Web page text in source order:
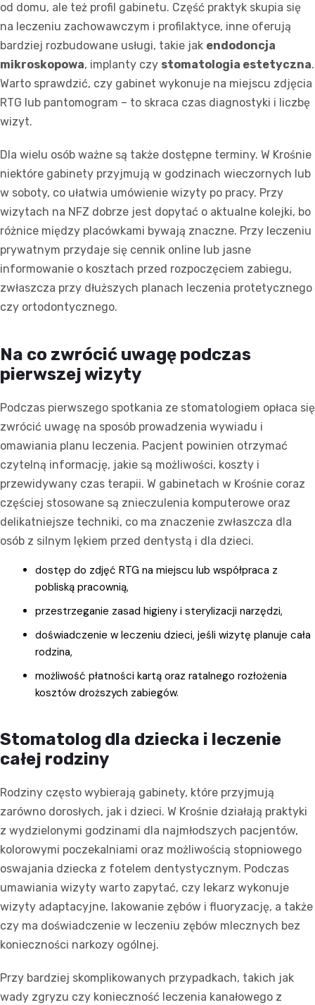
od domu, ale też profil gabinetu. Część praktyk skupia się
na leczeniu zachowawczym i profilaktyce, inne oferują
bardziej rozbudowane usługi, takie jak endodoncja
mikroskopowa, implanty czy stomatologia estetyczna.
Warto sprawdzić, czy gabinet wykonuje na miejscu zdjęcia
RTG lub pantomogram – to skraca czas diagnostyki i liczbę
wizyt.
Dla wielu osób ważne są także dostępne terminy. W Krośnie
niektóre gabinety przyjmują w godzinach wieczornych lub
w soboty, co ułatwia umówienie wizyty po pracy. Przy
wizytach na NFZ dobrze jest dopytać o aktualne kolejki, bo
różnice między placówkami bywają znaczne. Przy leczeniu
prywatnym przydaje się cennik online lub jasne
informowanie o kosztach przed rozpoczęciem zabiegu,
zwłaszcza przy dłuższych planach leczenia protetycznego
czy ortodontycznego.
Na co zwrócić uwagę podczas
pierwszej wizyty
Podczas pierwszego spotkania ze stomatologiem opłaca się
zwrócić uwagę na sposób prowadzenia wywiadu i
omawiania planu leczenia. Pacjent powinien otrzymać
czytelną informację, jakie są możliwości, koszty i
przewidywany czas terapii. W gabinetach w Krośnie coraz
częściej stosowane są znieczulenia komputerowe oraz
delikatniejsze techniki, co ma znaczenie zwłaszcza dla
osób z silnym lękiem przed dentystą i dla dzieci.
dostęp do zdjęć RTG na miejscu lub współpraca z
pobliską pracownią,
przestrzeganie zasad higieny i sterylizacji narzędzi,
doświadczenie w leczeniu dzieci, jeśli wizytę planuje cała
rodzina,
możliwość płatności kartą oraz ratalnego rozłożenia
kosztów droższych zabiegów.
Stomatolog dla dziecka i leczenie
całej rodziny
Rodziny często wybierają gabinety, które przyjmują
zarówno dorosłych, jak i dzieci. W Krośnie działają praktyki
z wydzielonymi godzinami dla najmłodszych pacjentów,
kolorowymi poczekalniami oraz możliwością stopniowego
oswajania dziecka z fotelem dentystycznym. Podczas
umawiania wizyty warto zapytać, czy lekarz wykonuje
wizyty adaptacyjne, lakowanie zębów i fluoryzację, a także
czy ma doświadczenie w leczeniu zębów mlecznych bez
konieczności narkozy ogólnej.
Przy bardziej skomplikowanych przypadkach, takich jak
wady zgryzu czy konieczność leczenia kanałowego z